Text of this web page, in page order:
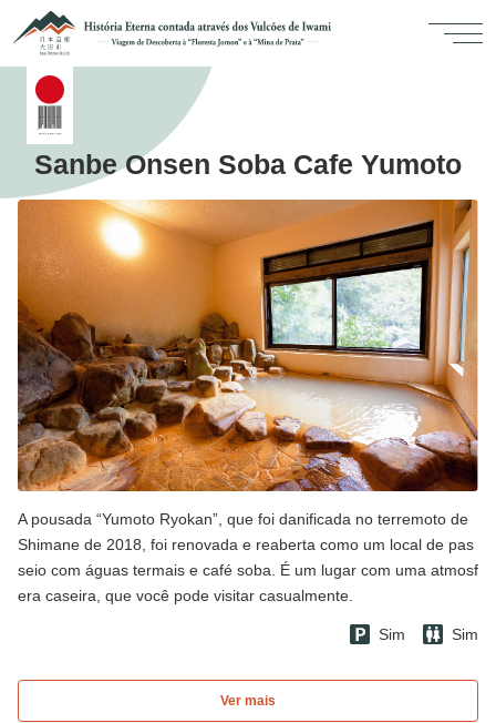
Sanbe Onsen Soba Cafe Yumoto
A pousada “Yumoto Ryokan”, que foi danificada no terremoto de
Shimane de 2018, foi renovada e reaberta como um local de pas
seio com águas termais e café soba. É um lugar com uma atmosf
era caseira, que você pode visitar casualmente.
Sim Sim
Ver mais